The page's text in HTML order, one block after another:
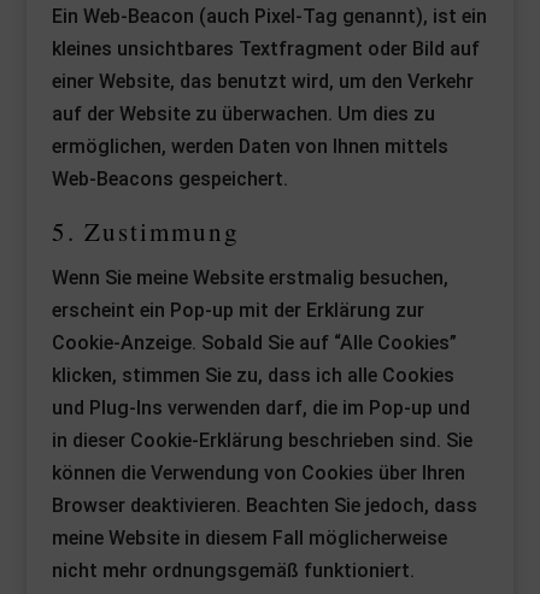
Ein Web-Beacon (auch Pixel-Tag genannt), ist ein
kleines unsichtbares Textfragment oder Bild auf
einer Website, das benutzt wird, um den Verkehr
auf der Website zu überwachen. Um dies zu
ermöglichen, werden Daten von Ihnen mittels
Web-Beacons gespeichert.
5. Zustimmung
Wenn Sie meine Website erstmalig besuchen,
erscheint ein Pop-up mit der Erklärung zur
Cookie-Anzeige. Sobald Sie auf “Alle Cookies”
klicken, stimmen Sie zu, dass ich alle Cookies
und Plug-Ins verwenden darf, die im Pop-up und
in dieser Cookie-Erklärung beschrieben sind. Sie
können die Verwendung von Cookies über Ihren
Browser deaktivieren. Beachten Sie jedoch, dass
meine Website in diesem Fall möglicherweise
nicht mehr ordnungsgemäß funktioniert.